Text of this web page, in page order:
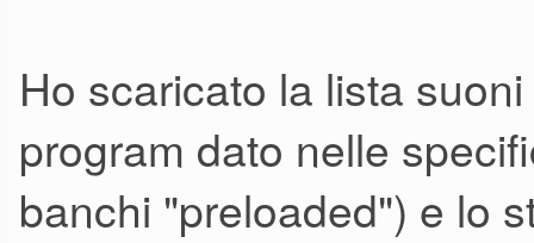
Ho scaricato la lista
program dato nelle
banchi "preloaded") e lo